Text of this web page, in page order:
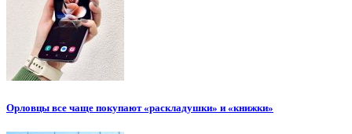
Орловцы все чаще покупают «раскладушки» и «книжки»